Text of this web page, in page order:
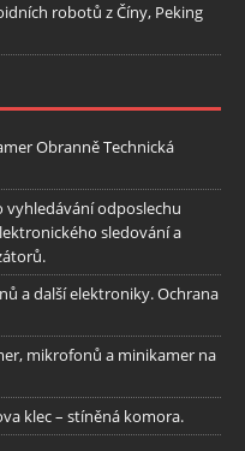
robotů z Číny, Peking
Obranně Technická
vyhledávání odposlechu
sledování a
a další elektroniky. Ochrana
mikrofonů a minikamer na
klec – stíněná komora.